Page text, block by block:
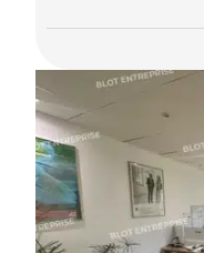
- 1 open space
- 1 kitchenette
- 2 locaux archives
directement par
climatisation
informations sur les
technologiques,
sont disponibles sur